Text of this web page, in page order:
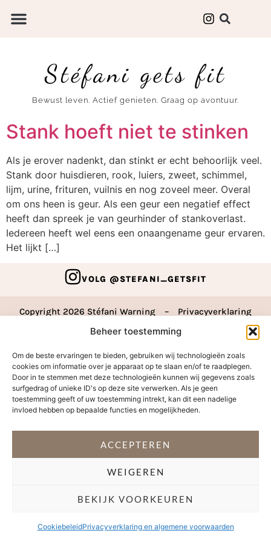
Beheer toestemming
Om de beste ervaringen te bieden, gebruiken wij technologieën zoals
cookies om informatie over je apparaat op te slaan en/of te raadplegen.
Door in te stemmen met deze technologieën kunnen wij gegevens zoals
surfgedrag of unieke ID's op deze site verwerken. Als je geen
toestemming geeft of uw toestemming intrekt, kan dit een nadelige
invloed hebben op bepaalde functies en mogelijkheden.
ACCEPTEREN
WEIGEREN
BEKIJK VOORKEUREN
CookiebeleidPrivacyverklaring en algemene voorwaarden
Stéfani gets fit
Bewust leven. Actief genieten. Graag op avontuur.
Stank hoeft niet te stinken
Als je erover nadenkt, dan stinkt er echt behoorlijk veel.
Stank door huisdieren, rook, luiers, zweet, schimmel,
lijm, urine, frituren, vuilnis en nog zoveel meer. Overal
om ons heen is geur. Als een geur een negatief effect
heeft dan spreek je van geurhinder of stankoverlast.
Iedereen heeft wel eens een onaangename geur ervaren.
Het lijkt […]
VOLG @STEFANI_GETSFIT
Copyright 2026 Stéfani Warning – Privacyverklaring